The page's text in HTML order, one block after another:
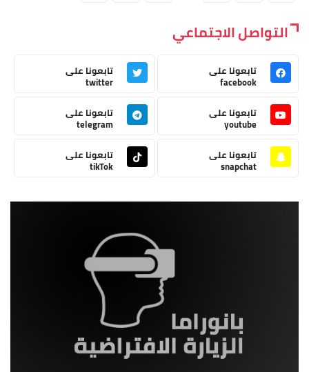
التواصل الاجتماعي
تابعونا على
facebook
تابعونا على
twitter
تابعونا على
youtube
تابعونا على
telegram
تابعونا على
snapchat
تابعونا على
tikTok